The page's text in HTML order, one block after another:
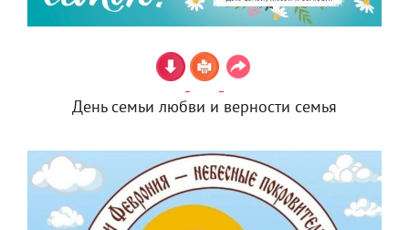
День семьи любви и верности семья